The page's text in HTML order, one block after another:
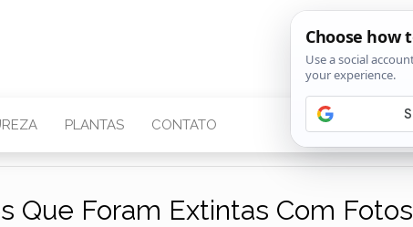
PLANTAS CONTATO
Que Foram Extintas Com Fotos